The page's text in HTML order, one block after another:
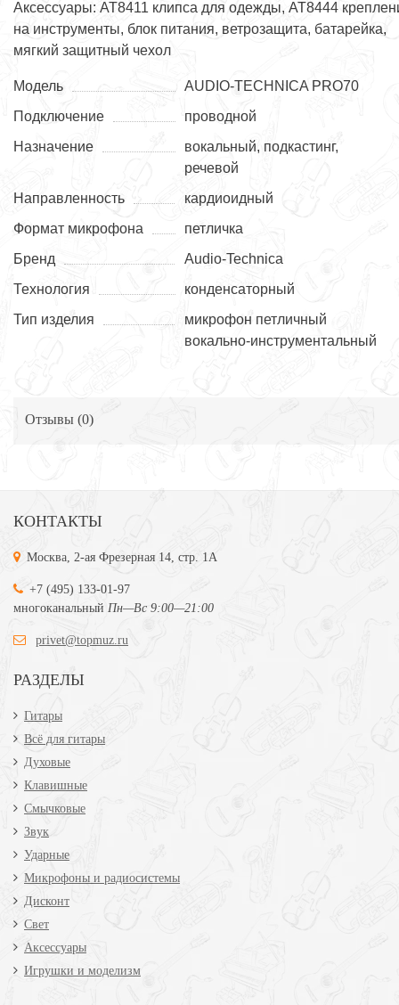
Аксессуары: AT8411 клипса для одежды, AT8444
на инструменты, блок питания, ветрозащита, батарейка,
мягкий защитный чехол
Модель
AUDIO-TECHNICA PRO70
Подключение
проводной
Назначение
вокальный, подкастинг,
речевой
Направленность
кардиоидный
Формат микрофона
петличка
Бренд
Audio-Technica
Технология
конденсаторный
Тип изделия
микрофон петличный
вокально-инструментальный
Отзывы (0)
КОНТАКТЫ
Москва, 2-ая Фрезерная 14, стр. 1А
+7 (495) 133-01-97
многоканальный Пн—Вс 9:00—21:00
privet@topmuz.ru
РАЗДЕЛЫ
Гитары
Всё для гитары
Духовые
Клавишные
Смычковые
Звук
Ударные
Микрофоны и радиосистемы
Дисконт
Свет
Аксессуары
Игрушки и моделизм